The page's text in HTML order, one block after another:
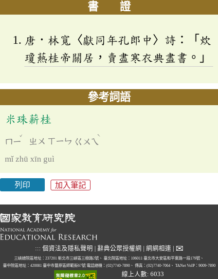
書 證
唐．林寬〈獻同年孔郎中〉詩：「炊
瓊爇桂帝關居，賣盡寒衣典盡書。」
參考詞語
米珠薪桂
ㄇㄧ
ˇ
ㄓㄨ ㄒㄧㄣ ㄍㄨㄟ
ˋ
mǐ zhū xīn guì
列印 加入筆記
::: 個資法及隱私聲明 | 辭典公眾授權網 | 網網相連 | ✉
三峽總院區地址：237201 新北市三峽區三樹路2號、 臺北院區地址：106011 臺北市大安區和平東路一段179號、
臺中院區地址：420081 臺中市豐原區師範街67號 電話總機：(02)7740-7890、 傳真：(02)7740-7064、 TANet VoIP：9009-7890
線上人數: 6033